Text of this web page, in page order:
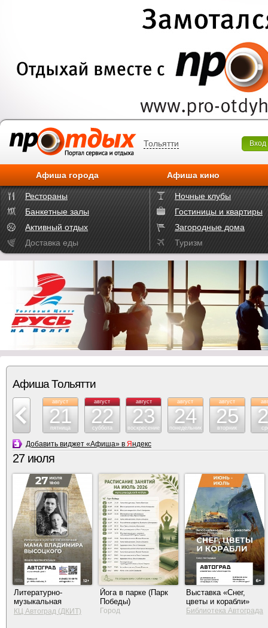
Тольятти Вход
Афиша города Афиша кино
Рестораны
Ночные клубы
Банкетные залы
Гостиницы и квартиры
Активный отдых
Загородные дома
Доставка еды
Туризм
Афиша Тольятти
20
август
21
пятница
август
22
суббота
август
23
воскресение
август
24
понедельник
август
25
вторник
Добавить виджет «Афиша» в Яндекс
27 июля
Литературно-
музыкальная
композиция «Мама
КЦ Автоград (ДКИТ)
Йога в парке (Парк
Победы)
Город
Выставка «Снег,
цветы и корабли»
Библиотека Автограда